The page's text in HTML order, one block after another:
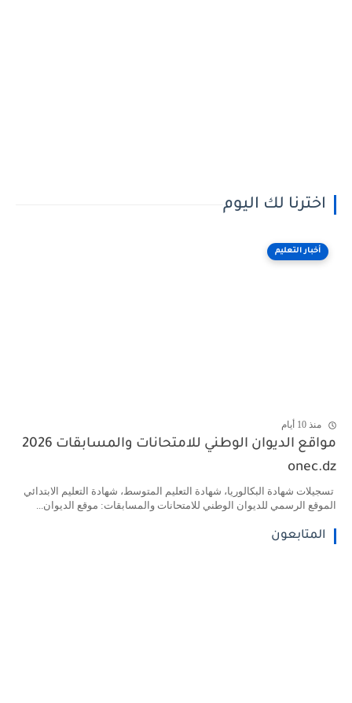
اخترنا لك اليوم
أخبار التعليم
منذ 10 أيام
مواقع الديوان الوطني للامتحانات والمسابقات 2026
onec.dz
تسجيلات شهادة البكالوريا، شهادة التعليم المتوسط، شهادة التعليم الابتدائي
الموقع الرسمي للديوان الوطني للامتحانات والمسابقات: موقع الديوان...
المتابعون